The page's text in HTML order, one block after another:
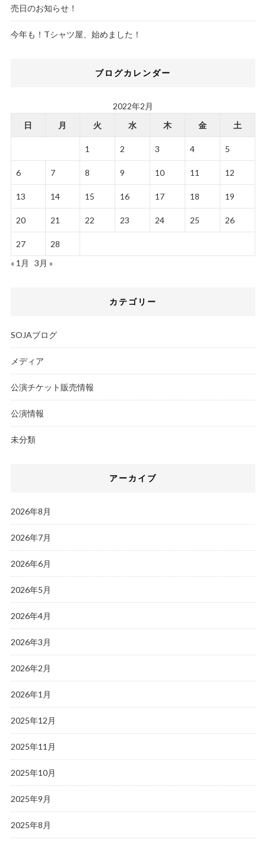
売日のお知らせ！
今年も！Tシャツ屋、始めました！
ブログカレンダー
2022年2月
日
月 火 水 木 金 土
1 2 3 4 5
6 7 8 9 10 11 12
13 14 15 16 17 18 19
20 21 22 23 24 25 26
27
28
« 1月
3月 »
カテゴリー
SOJAブログ
メディア
公演チケット販売情報
公演情報
未分類
アーカイブ
2026年8月
2026年7月
2026年6月
2026年5月
2026年4月
2026年3月
2026年2月
2026年1月
2025年12月
2025年11月
2025年10月
2025年9月
2025年8月